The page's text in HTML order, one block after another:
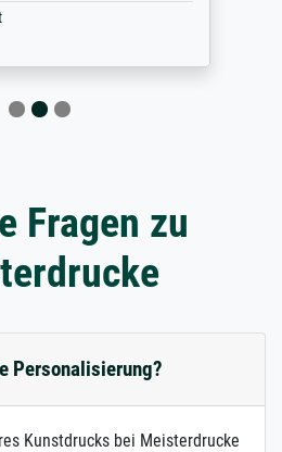
Fragen zu
Personalisierung?
Kunstdrucks bei Meisterdrucke